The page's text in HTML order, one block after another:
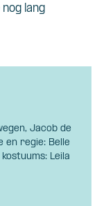
lang
Jacob de
en regie: Belle
Leila